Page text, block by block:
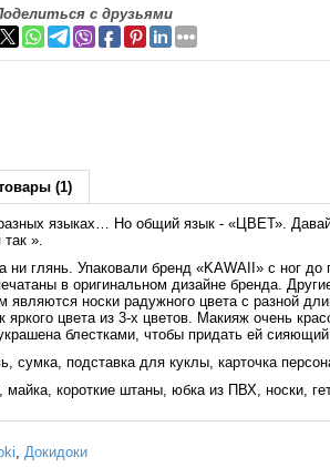
с друзьями
(1)
языках… Но общий язык - «ЦВЕТ».
».
ни глянь. Упаковали бренд «KAWAII» с ног
в оригинальном дизайне бренда.
носки радужного цвета с разной
яркого цвета из 3-х цветов. Макияж очень
блестками, чтобы придать ей
сумка, подставка для куклы, карточка
майка, короткие штаны, юбка из ПВХ, носки,
, Докидоки